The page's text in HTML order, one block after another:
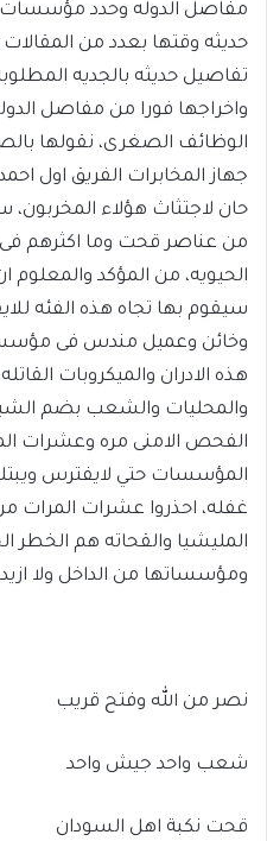
مفاصل الدوله وحدد مؤسسات
حديثه وقتها بعدد من
تفاصيل حديثه بالجديه
واخراجها فورا من مفاصل
الوظائف الصغرى، نقولها
جهاز المخابرات الفريق اول
حان لاجتثاث هؤلاء
من عناصر قحت وما اكثرهم
الحيويه، من المؤكد والمعلوم ان
سيقوم بها تجاه هذه الفئه
وخائن وعميل مندس فى
هذه الادران والميكروبات
والمحليات والشعب بضم
الفحص الامنى مره وعشرات
المؤسسات حتي لايفترس
غفله، احذروا عشرات المرات
المليشيا والقحاته هم الخطر
ومؤسساتها من الداخل ولا
نصر من الله وفتح قريب
شعب واحد جيش واحد
قحت نكبة اهل السودان